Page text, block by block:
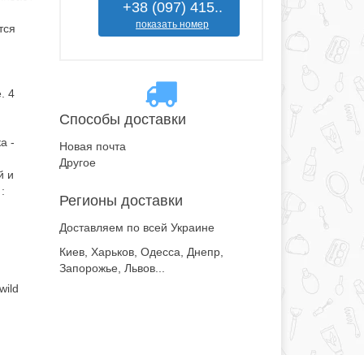
4
-
и
+38 (097) 415..
показать номер
Способы доставки
Новая почта
Другое
Регионы доставки
Доставляем по всей Украине
Киев, Харьков, Одесса, Днепр,
Запорожье, Львов...